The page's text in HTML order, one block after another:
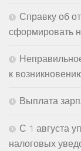
Справку об
сформировать
к
Выплата
С 1 августа
налоговых